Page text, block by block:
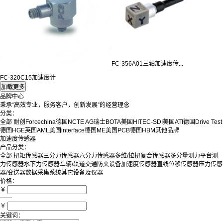
FC-320C15加速度计
FC-356A01三轴加速度传...
品牌中心
秉承“高效专业，服务客户，创新发展”的经营理念
分类：
全部 耐创Forcechina德国NCTE AG瑞士BOTA美国HITEC-SDI 美国ATI 德国Drive Test
德国HGE英国AML美国interface德国ME美国PCB德国HBM其他品牌
加速度传感器
产品分类：
全部 扭矩传感器三分力传感器六分力传感器多维/拉扭复合传感器多分量测力平台测
力传感器水下力传感器车辆/轨道交通防夹设备加速度传感器直线位移传感器压力传感
器/变送器数据采集系统其它设备及仪器
价格：
￥
——
￥
关键词：